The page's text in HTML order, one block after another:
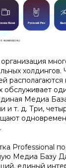
холдингов.
располагаются
обслуживает
Медиа
и т. д. Три,
Professional
Медиа Базу
единый